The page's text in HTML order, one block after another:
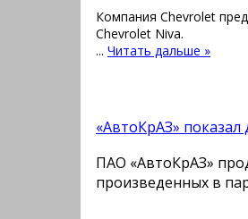
Компания Chevrolet
Chevrolet Niva.
... Читать дальше »
«АвтоКрАЗ»
ПАО «АвтоКрАЗ»
произведенных в